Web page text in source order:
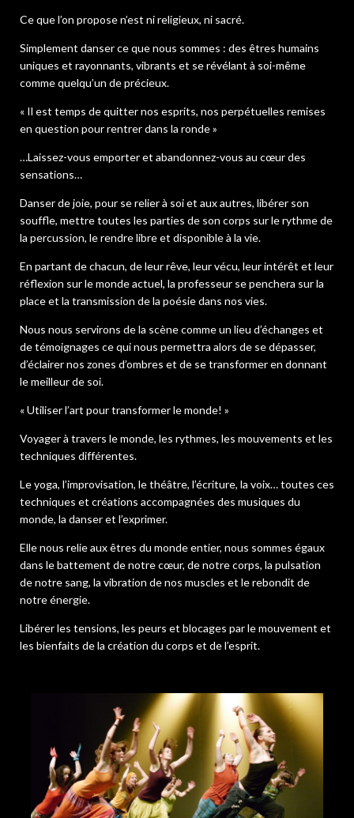
Ce que l’on propose n’est ni religieux, ni sacré.
Simplement danser ce que nous sommes : des êtres humains
uniques et rayonnants, vibrants et se révélant à soi-même
comme quelqu’un de précieux.
« Il est temps de quitter nos esprits, nos perpétuelles remises
en question pour rentrer dans la ronde »
…Laissez-vous emporter et abandonnez-vous au cœur des
sensations…
Danser de joie, pour se relier à soi et aux autres, libérer son
souffle, mettre toutes les parties de son corps sur le rythme de
la percussion, le rendre libre et disponible à la vie.
En partant de chacun, de leur rêve, leur vécu, leur intérêt et leur
réflexion sur le monde actuel, la professeur se penchera sur la
place et la transmission de la poésie dans nos vies.
Nous nous servirons de la scène comme un lieu d’échanges et
de témoignages ce qui nous permettra alors de se dépasser,
d’éclairer nos zones d’ombres et de se transformer en donnant
le meilleur de soi.
« Utiliser l’art pour transformer le monde! »
Voyager à travers le monde, les rythmes, les mouvements et les
techniques différentes.
Le yoga, l’improvisation, le théâtre, l’écriture, la voix… toutes ces
techniques et créations accompagnées des musiques du
monde, la danser et l’exprimer.
Elle nous relie aux êtres du monde entier, nous sommes égaux
dans le battement de notre cœur, de notre corps, la pulsation
de notre sang, la vibration de nos muscles et le rebondit de
notre énergie.
Libérer les tensions, les peurs et blocages par le mouvement et
les bienfaits de la création du corps et de l’esprit.